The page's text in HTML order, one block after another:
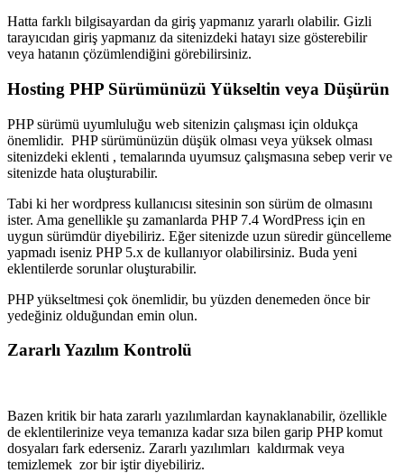
Hatta farklı bilgisayardan da giriş yapmanız yararlı olabilir. Gizli
tarayıcıdan giriş yapmanız da sitenizdeki hatayı size gösterebilir
veya hatanın çözümlendiğini görebilirsiniz.
Hosting PHP Sürümünüzü Yükseltin veya Düşürün
PHP sürümü uyumluluğu web sitenizin çalışması için oldukça
önemlidir. PHP sürümünüzün düşük olması veya yüksek olması
sitenizdeki eklenti , temalarında uyumsuz çalışmasına sebep verir ve
sitenizde hata oluşturabilir.
Tabi ki her wordpress kullanıcısı sitesinin son sürüm de olmasını
ister. Ama genellikle şu zamanlarda PHP 7.4 WordPress için en
uygun sürümdür diyebiliriz. Eğer sitenizde uzun süredir güncelleme
yapmadı iseniz PHP 5.x de kullanıyor olabilirsiniz. Buda yeni
eklentilerde sorunlar oluşturabilir.
PHP yükseltmesi çok önemlidir, bu yüzden denemeden önce bir
yedeğiniz olduğundan emin olun.
Zararlı Yazılım Kontrolü
Bazen kritik bir hata zararlı yazılımlardan kaynaklanabilir, özellikle
de eklentilerinize veya temanıza kadar sıza bilen garip PHP komut
dosyaları fark ederseniz. Zararlı yazılımları kaldırmak veya
temizlemek zor bir iştir diyebiliriz.